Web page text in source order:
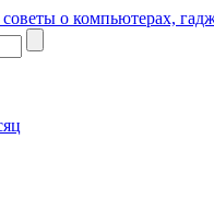
о компьютерах,